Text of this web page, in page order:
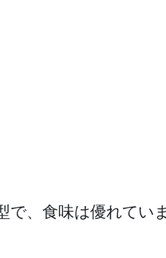
、食味は優れてい